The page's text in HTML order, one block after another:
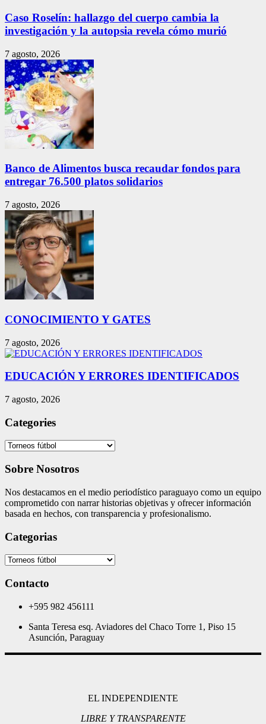
Caso Roselín: hallazgo del cuerpo cambia la
investigación y la autopsia revela cómo murió
7 agosto, 2026
Banco de Alimentos busca recaudar fondos para
entregar 76.500 platos solidarios
7 agosto, 2026
CONOCIMIENTO Y GATES
7 agosto, 2026
EDUCACIÓN Y ERRORES IDENTIFICADOS
7 agosto, 2026
Categories
Categories
Sobre Nosotros
Nos destacamos en el medio periodístico paraguayo como un equipo
comprometido con narrar historias objetivas y ofrecer información
basada en hechos, con transparencia y profesionalismo.
Categorias
Categorias
Contacto
+595 982 456111
Santa Teresa esq. Aviadores del Chaco Torre 1, Piso 15
Asunción, Paraguay
EL INDEPENDIENTE
LIBRE Y TRANSPARENTE